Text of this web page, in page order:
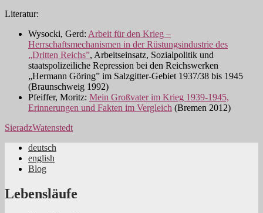
Literatur:
Wysocki, Gerd: Arbeit für den Krieg –
Herrschaftsmechanismen in der Rüstungsindustrie des
„Dritten Reichs”, Arbeitseinsatz, Sozialpolitik und
staatspolizeiliche Repression bei den Reichswerken
„Hermann Göring” im Salzgitter-Gebiet 1937/38 bis 1945
(Braunschweig 1992)
Pfeiffer, Moritz: Mein Großvater im Krieg 1939-1945,
Erinnerungen und Fakten im Vergleich (Bremen 2012)
SieradzWatenstedt
Jüdische Familiengeschichte aus dem
Rheinland
deutsch
english
Blog
Lebensläufe